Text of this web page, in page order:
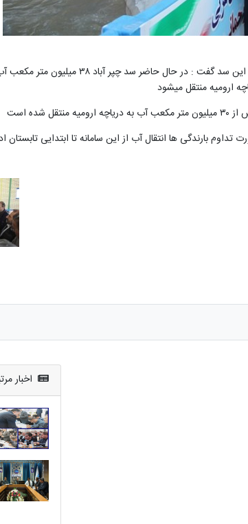
به گزارش روابط عمومی شرکت آب منطقه ای آذربایجان
است
بارندگی ها انتقال آب از این سامانه تا ابتدایی
اخبار